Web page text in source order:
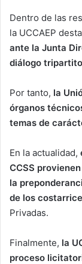
Dentro de las
la UCCAEP
ante la Junta
diálogo
Por tanto, la
órganos
temas de
En la actualidad,
CCSS
la
de los
Privadas.
Finalmente, la
proceso